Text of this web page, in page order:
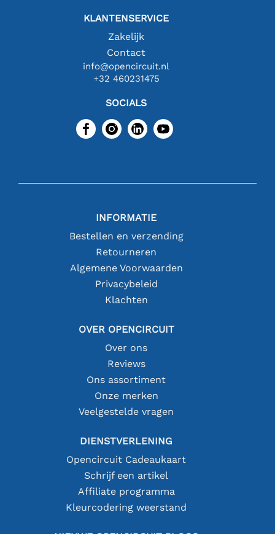
KLANTENSERVICE
Zakelijk
Contact
info@opencircuit.nl
+32 460231475
SOCIALS
INFORMATIE
Bestellen en verzending
Retourneren
Algemene Voorwaarden
Privacybeleid
Klachten
OVER OPENCIRCUIT
Over ons
Reviews
Ons assortiment
Onze merken
Veelgestelde vragen
DIENSTVERLENING
Opencircuit Cadeaukaart
Schrijf een artikel
Affiliate programma
Kleurcodering weerstand